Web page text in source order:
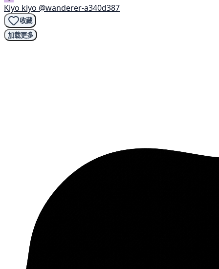
Kiyo kiyo @wanderer-a340d387
收藏
加载更多